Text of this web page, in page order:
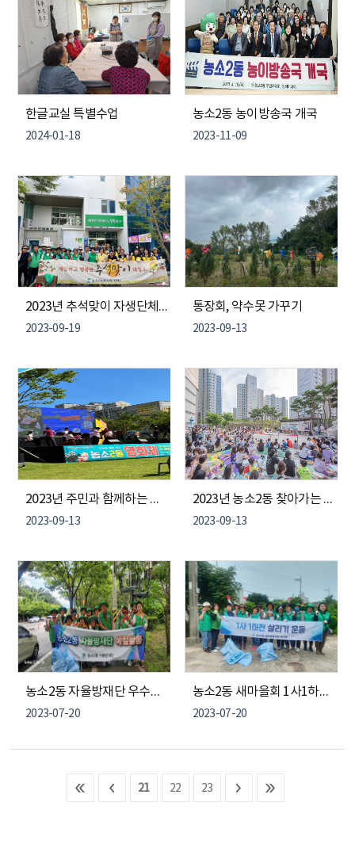
한글교실 특별수업
2024-01-18
농소2동 농이방송국 개국
2023-11-09
2023년 추석맞이 자생단체 환경정비
2023-09-19
통장회, 약수못 가꾸기
2023-09-13
2023년 주민과 함께하는 농소2동 영화제
2023-09-13
2023년 농소2동 찾아가는 영화제
2023-09-13
농소2동 자율방재단 우수받이 정비 및 재난예찰활동
2023-07-20
농소2동 새마을회 1사1하천 살리기 운동
2023-07-20
21 22 23